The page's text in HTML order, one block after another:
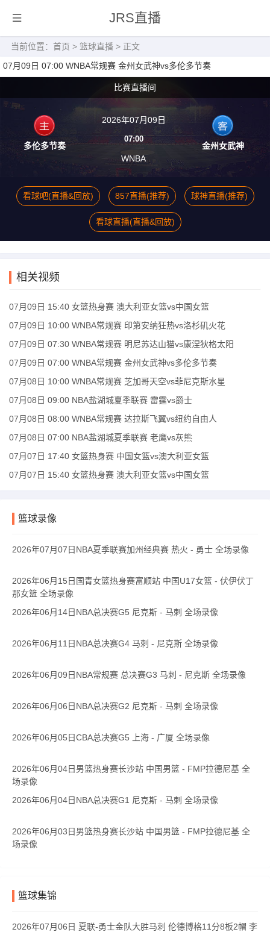
JRS直播
当前位置： 首页 > 篮球直播 > 正文
07月09日 07:00 WNBA常规赛 金州女武神vs多伦多节奏
比赛直播间
多伦多节奏
2026年07月09日
07:00
WNBA
金州女武神
看球吧(直播&回放) 857直播(推荐) 球神直播(推荐)
看球直播(直播&回放)
相关视频
07月09日 15:40 女篮热身赛 澳大利亚女篮vs中国女篮
07月09日 10:00 WNBA常规赛 印第安纳狂热vs洛杉矶火花
07月09日 07:30 WNBA常规赛 明尼苏达山猫vs康涅狄格太阳
07月09日 07:00 WNBA常规赛 金州女武神vs多伦多节奏
07月08日 10:00 WNBA常规赛 芝加哥天空vs菲尼克斯水星
07月08日 09:00 NBA盐湖城夏季联赛 雷霆vs爵士
07月08日 08:00 WNBA常规赛 达拉斯飞翼vs纽约自由人
07月08日 07:00 NBA盐湖城夏季联赛 老鹰vs灰熊
07月07日 17:40 女篮热身赛 中国女篮vs澳大利亚女篮
07月07日 15:40 女篮热身赛 澳大利亚女篮vs中国女篮
篮球录像
2026年07月07日NBA夏季联赛加州经典赛 热火 - 勇士 全场录像
2026年06月15日国青女篮热身赛富顺站 中国U17女篮 - 伏伊伏丁
那女篮 全场录像
2026年06月14日NBA总决赛G5 尼克斯 - 马刺 全场录像
2026年06月11日NBA总决赛G4 马刺 - 尼克斯 全场录像
2026年06月09日NBA常规赛 总决赛G3 马刺 - 尼克斯 全场录像
2026年06月06日NBA总决赛G2 尼克斯 - 马刺 全场录像
2026年06月05日CBA总决赛G5 上海 - 广厦 全场录像
2026年06月04日男篮热身赛长沙站 中国男篮 - FMP拉德尼基 全
场录像
2026年06月04日NBA总决赛G1 尼克斯 - 马刺 全场录像
2026年06月03日男篮热身赛长沙站 中国男篮 - FMP拉德尼基 全
场录像
篮球集锦
2026年07月06日 夏联-勇士金队大胜马刺 伦德博格11分8板2帽 李